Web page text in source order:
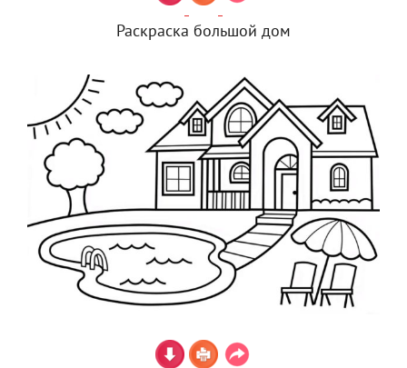
Раскраска большой дом